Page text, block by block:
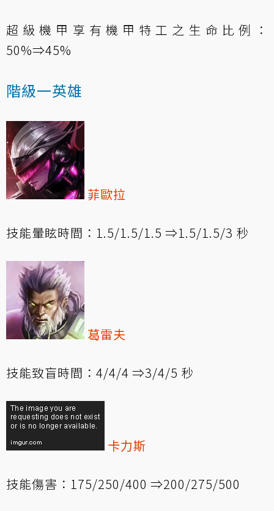
超級機甲享有機甲特工之生命比例：
50%⇒45%
階級一英雄
菲歐拉
技能暈眩時間：1.5/1.5/1.5 ⇒1.5/1.5/3 秒
葛雷夫
技能致盲時間：4/4/4 ⇒3/4/5 秒
卡力斯
技能傷害：175/250/400 ⇒200/275/500